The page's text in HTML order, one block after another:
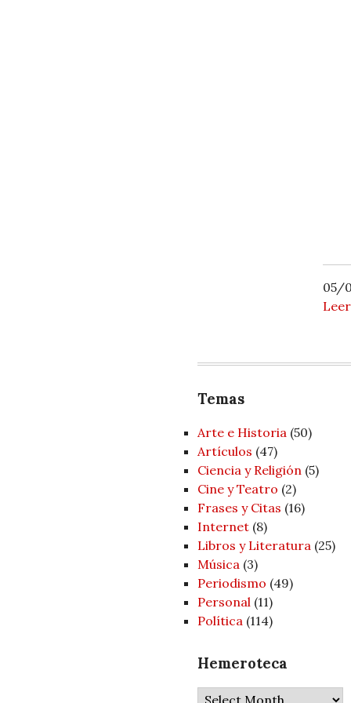
05/
Temas
Arte e Historia (50)
Artí­culos (47)
Ciencia y Religión (5)
Cine y Teatro (2)
Frases y Citas (16)
Internet (8)
Libros y Literatura (25)
Música (3)
Periodismo (49)
Personal (11)
Política (114)
Hemeroteca
Hemeroteca